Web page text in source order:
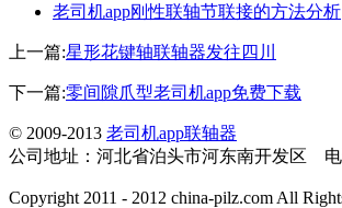
老司机app刚性联轴节联接的方法分析
上一篇:星形花键轴联轴器发往四川
下一篇:零间隙爪型老司机app免费下载
© 2009-2013 老司机app联轴器
公司地址：河北省泊头市河东南开发区 电
Copyright 2011 - 2012 china-pilz.com All